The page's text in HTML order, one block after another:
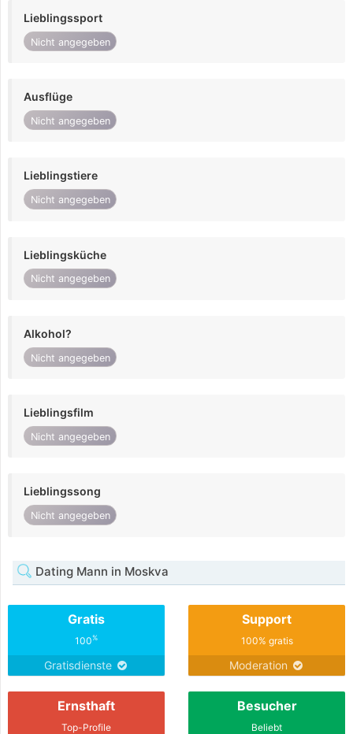
Lieblingssport
Nicht angegeben
Ausflüge
Nicht angegeben
Lieblingstiere
Nicht angegeben
Lieblingsküche
Nicht angegeben
Alkohol?
Nicht angegeben
Lieblingsfilm
Nicht angegeben
Lieblingssong
Nicht angegeben
Dating Mann in Moskva
Gratis
100%
Gratisdienste
Support
100% gratis
Moderation
Ernsthaft
Top-Profile
Besucher
Beliebt